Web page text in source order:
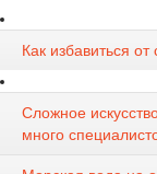
Как избавиться
Сложное
много